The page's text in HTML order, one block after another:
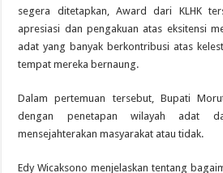
segera ditetapkan, Award dari KLHK
apresiasi dan pengakuan atas eksitensi
adat yang banyak berkontribusi atas
tempat mereka bernaung.
Dalam pertemuan tersebut, Bupati
dengan penetapan wilayah adat
mensejahterakan masyarakat atau tidak.
Edy Wicaksono menjelaskan tentang